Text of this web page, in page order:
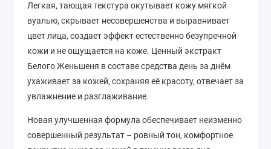
Легкая, тающая текстура окутывает кожу мягкой
вуалью, скрывает несовершенства и выравнивает
цвет лица, создает эффект естественно безупречной
кожи и не ощущается на коже. Ценный экстракт
Белого Женьшеня в составе средства день за днём
ухаживает за кожей, сохраняя её красоту, отвечает за
увлажнение и разглаживание.
Новая улучшенная формула обеспечивает неизменно
совершенный результат – ровный тон, комфортное